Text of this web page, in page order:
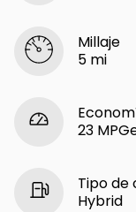
Millaje
5 mi
23
Tipo de
Hybrid